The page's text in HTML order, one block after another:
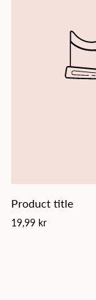
Product title
Regular
19,99 kr